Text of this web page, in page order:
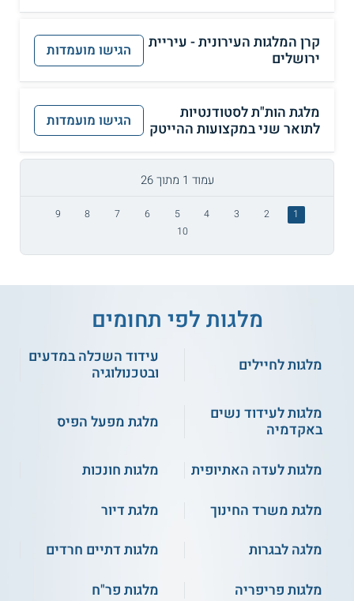
קרן המלגות העירונית - עיריית
ירושלים
הגישו מועמדות
מלגת הות"ת לסטודנטיות
לתואר שני במקצועות ההייטק
הגישו מועמדות
עמוד 1 מתוך 26
1
2
3
4
5
6
7
8
9
10
מלגות לפי תחומים
מלגות לחיילים
עידוד השכלה במדעים
ובטכנולוגיה
מלגות לעידוד נשים
באקדמיה
מלגת מפעל הפיס
מלגות לעדה האתיופית
מלגות חונכות
מלגת משרד החינוך
מלגת דיור
מלגה לבגרות
מלגות דתיים חרדים
מלגות פריפריה
מלגות פר"ח